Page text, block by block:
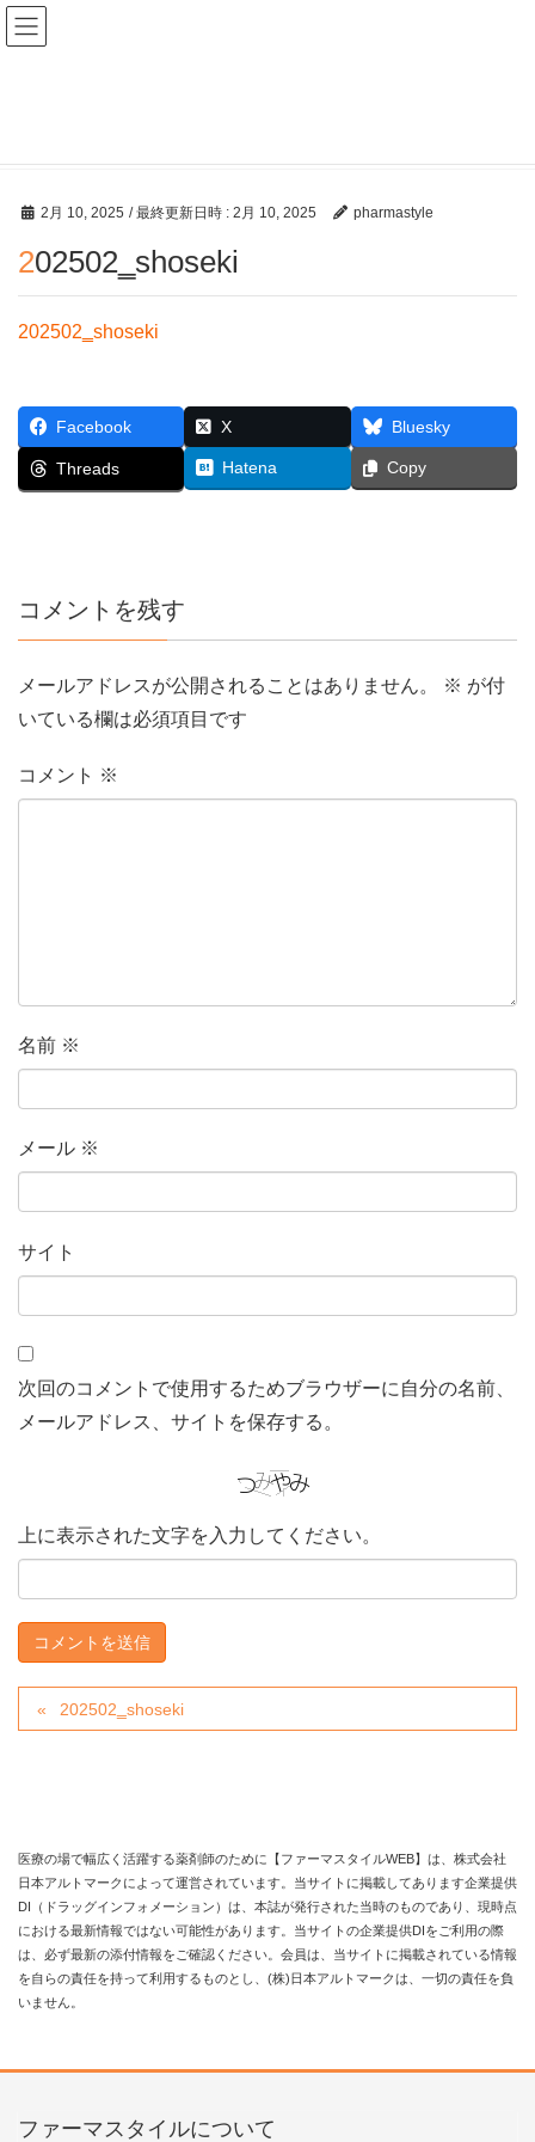
2月 10, 2025 / 最終更新日時 : 2月 10, 2025 pharmastyle
202502‗shoseki
202502‗shoseki
Facebook X Bluesky
Threads Hatena Copy
コメントを残す
メールアドレスが公開されることはありません。 ※ が付
いている欄は必須項目です
コメント ※
名前 ※
メール ※
サイト
次回のコメントで使用するためブラウザーに自分の名前、
メールアドレス、サイトを保存する。
上に表示された文字を入力してください。
202502‗shoseki
医療の場で幅広く活躍する薬剤師のために【ファーマスタイルWEB】は、株式会社
日本アルトマークによって運営されています。当サイトに掲載してあります企業提供
DI（ドラッグインフォメーション）は、本誌が発行された当時のものであり、現時点
における最新情報ではない可能性があります。当サイトの企業提供DIをご利用の際
は、必ず最新の添付情報をご確認ください。会員は、当サイトに掲載されている情報
を自らの責任を持って利用するものとし、(株)日本アルトマークは、一切の責任を負
いません。
ファーマスタイルについて